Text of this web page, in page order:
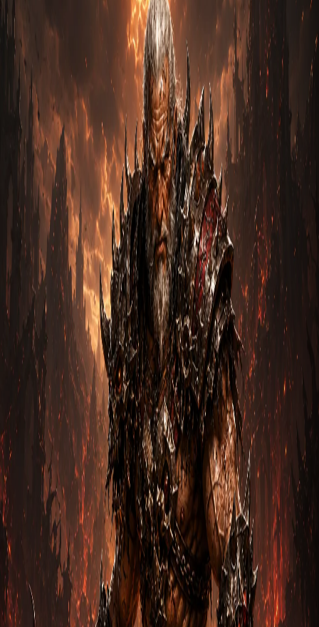
Бартук Призрачный
9 мая 2026
Варвар
Полный билд на Варвара в Diablo 3 — гайд
под GR 150 соло
Гайд по полному соло-билду варвара в Diablo 3 для
прохождения 150 Великого Портала: сеты, навыки, кубики
Кана…
Дека Странник Мрака
9 мая 2026
4м
Варвар
Гайд на Варвара: Мощь земли через
Сейсмический удар
1. Вступление Варвар Мощь земли через Сейсмический
удар Diablo 3 — это персонаж с огромной физической
силой и…
Дека Серебряный
2
Варвар
Гайд на Варвара: Мощь земли через
Землетрясение
1. Вступление Варвар Мощь земли через Землетрясение
Diablo 3 — это персонаж с огромной физической силой и
сто…